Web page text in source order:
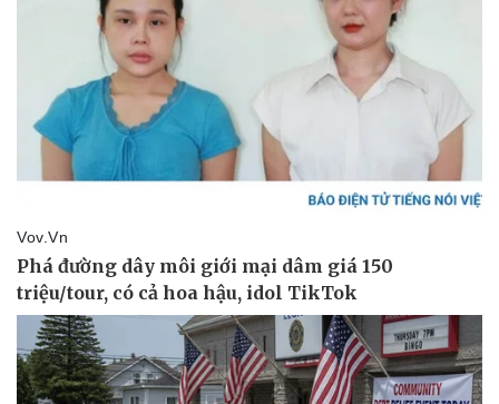
Thể thao
Bóng đá
Lịch thi đấu bóng đá
Ô tô - Xe máy
Ô tô
Xe máy